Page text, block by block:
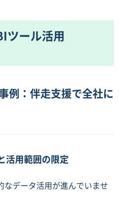
ツール活用
例：伴走支援で全社に
活用範囲の限定
データ活用が進んでいませ